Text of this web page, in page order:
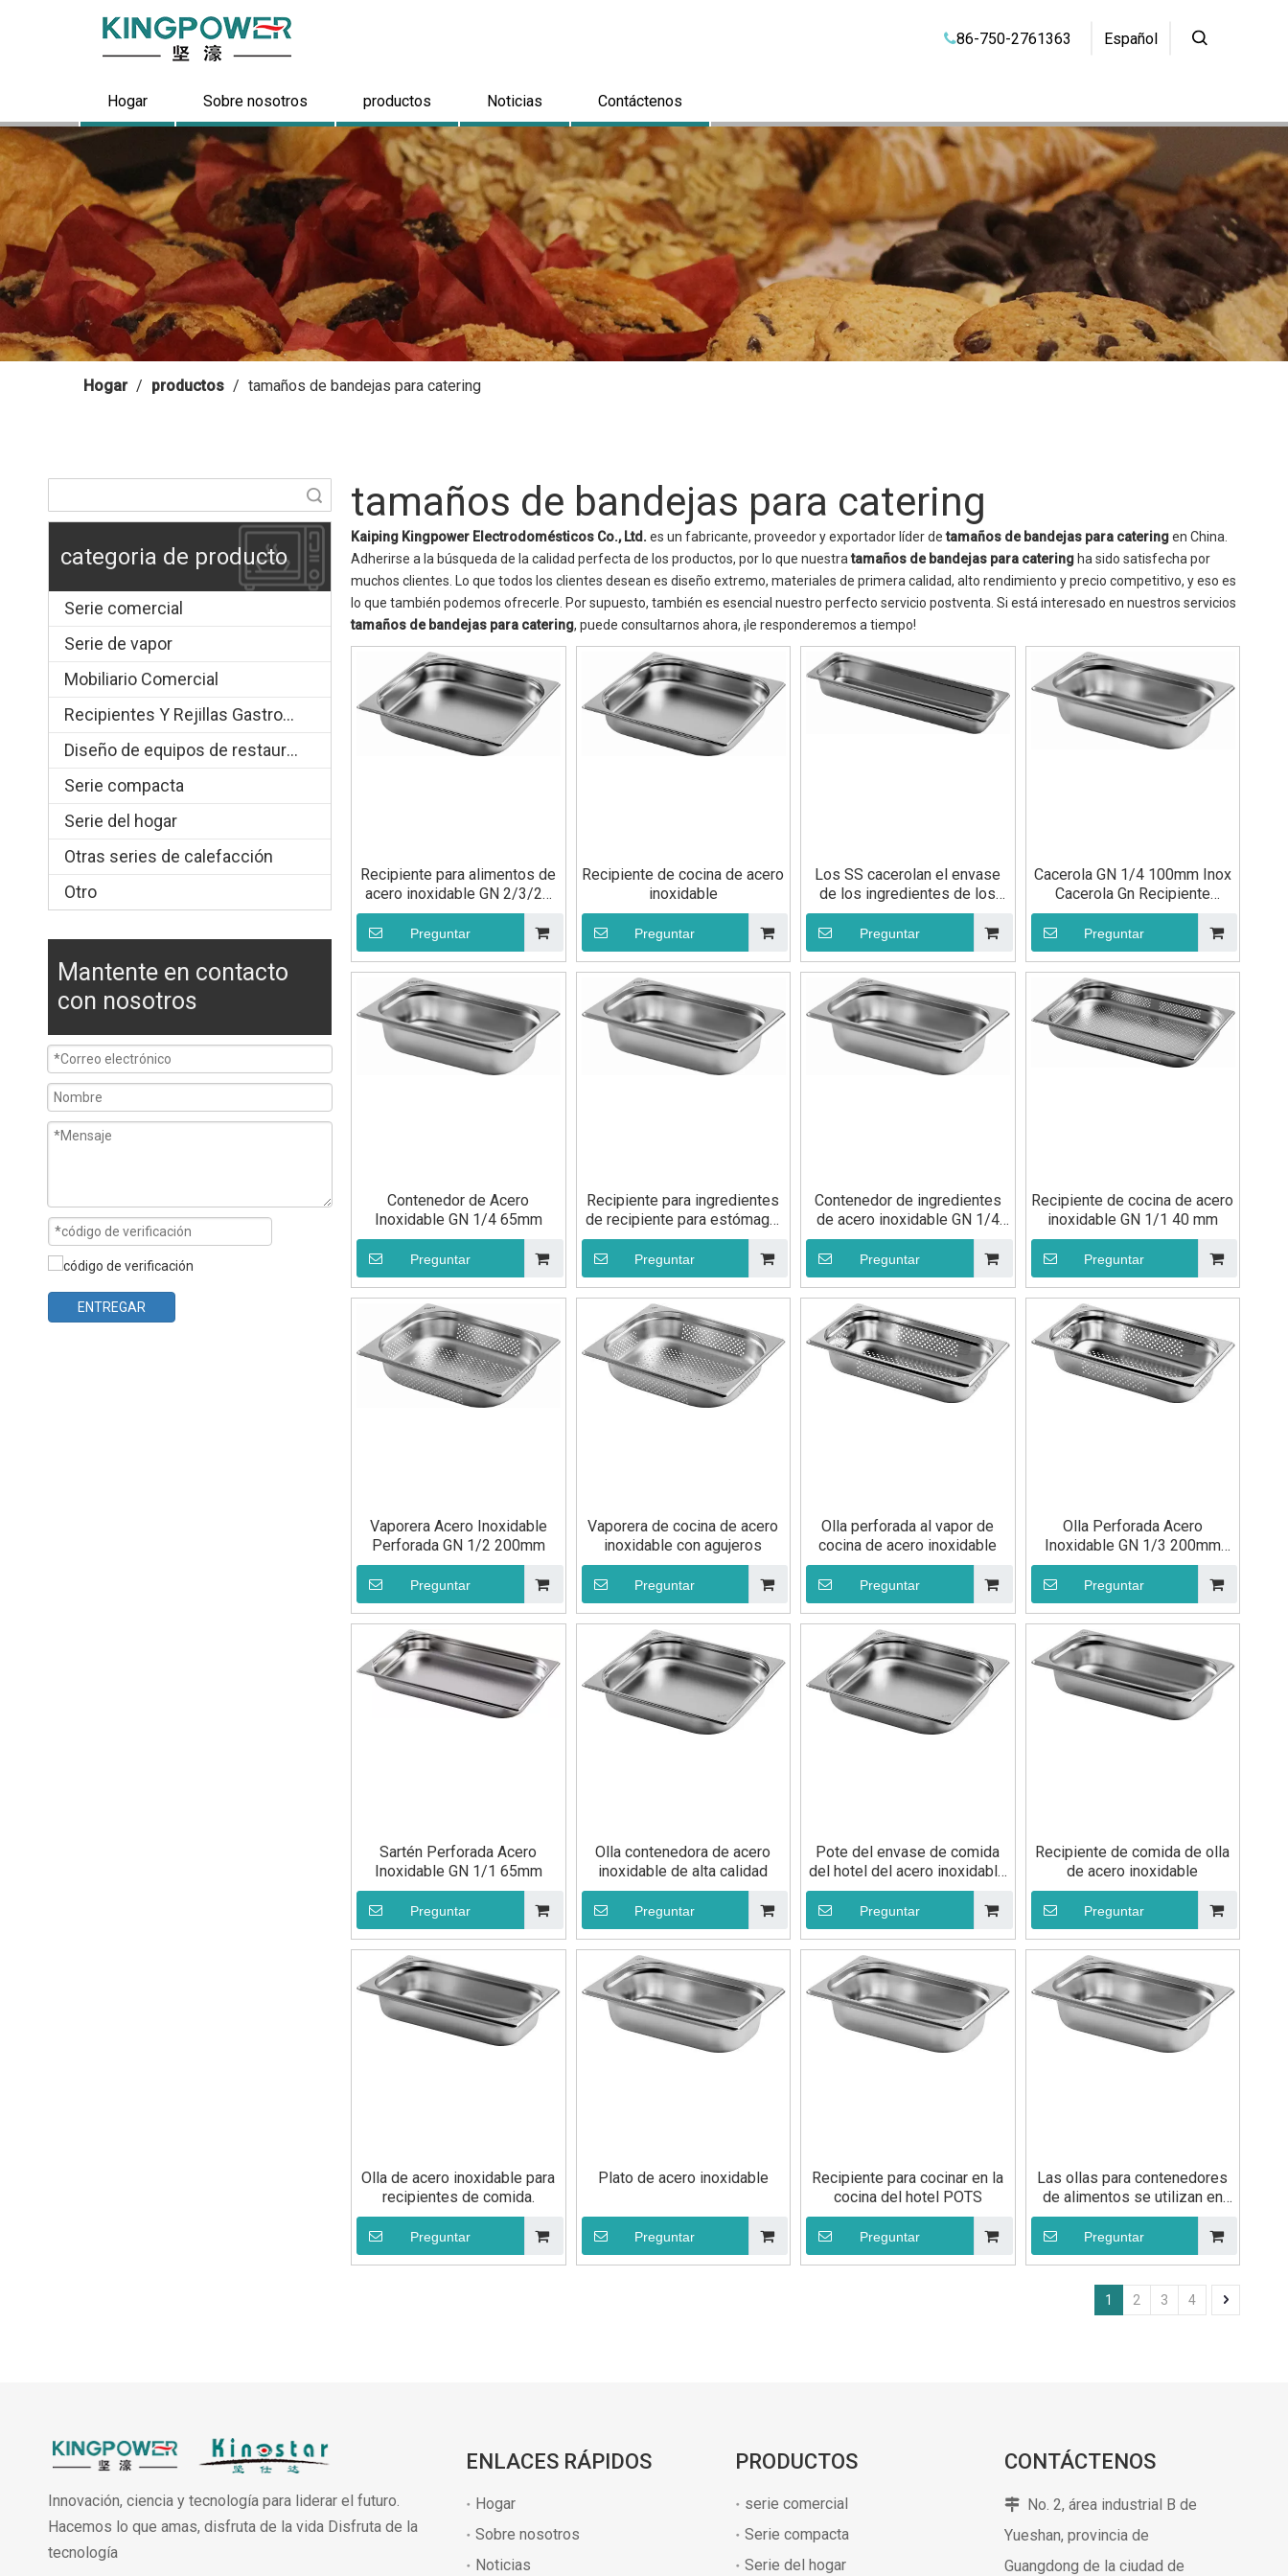
86-750-2761363 Español
Hogar Sobre nosotros productos Noticias Contáctenos
Hogar / productos / tamaños de bandejas para catering
categoria de producto
Serie comercial
Serie de vapor
Mobiliario Comercial
Recipientes Y Rejillas Gastronorm
Diseño de equipos de restauración.
Serie compacta
Serie del hogar
Otras series de calefacción
Otro
Mantente en contacto
con nosotros
ENTREGAR
tamaños de bandejas para catering
Kaiping Kingpower Electrodomésticos Co., Ltd. es un fabricante, proveedor y exportador líder detamaños de bandejas para cateringen China.
Adherirse a la búsqueda de la calidad perfecta de los productos, por lo que nuestratamaños de bandejas para catering ha sido satisfecha por
muchos clientes. Lo que todos los clientes desean es diseño extremo, materiales de primera calidad, alto rendimiento y precio competitivo, y eso es
lo que también podemos ofrecerle. Por supuesto, también es esencial nuestro perfecto servicio postventa. Si está interesado en nuestros servicios
tamaños de bandejas para catering, puede consultarnos ahora, ¡le responderemos a tiempo!
Recipiente para alimentos de
acero inoxidable GN 2/3/20
mm
Preguntar
Recipiente de cocina de acero
inoxidable
Preguntar
Los SS cacerolan el envase
de los ingredientes de los
cubiertos de la cocina del
acero inoxidable de GN 40m
m
Preguntar
Cacerola GN 1/4 100mm Inox
Cacerola Gn Recipiente
Gastronorm
Preguntar
Contenedor de Acero
Inoxidable GN 1/4 65mm
Preguntar
Recipiente para ingredientes
de recipiente para estómago,
olla de acero inoxidable GN
1/4, 55mm
Preguntar
Contenedor de ingredientes
de acero inoxidable GN 1/4
40 mm
Preguntar
Recipiente de cocina de acero
inoxidable GN 1/1 40 mm
Preguntar
Vaporera Acero Inoxidable
Perforada GN 1/2 200mm
Preguntar
Vaporera de cocina de acero
inoxidable con agujeros
Preguntar
Olla perforada al vapor de
cocina de acero inoxidable
Preguntar
Olla Perforada Acero
Inoxidable GN 1/3 200mm
Utensilios de Cocina
Preguntar
Sartén Perforada Acero
Inoxidable GN 1/1 65mm
Preguntar
Olla contenedora de acero
inoxidable de alta calidad
Preguntar
Pote del envase de comida
del hotel del acero inoxidable
de alta calidad
Preguntar
Recipiente de comida de olla
de acero inoxidable
Preguntar
Olla de acero inoxidable para
recipientes de comida.
Preguntar
Plato de acero inoxidable
Preguntar
Recipiente para cocinar en la
cocina del hotel POTS
Preguntar
Las ollas para contenedores
de alimentos se utilizan en
equipos de cocina de
restaurantes
Preguntar
1 2 3 4
Innovación, ciencia y tecnología para liderar el futuro.
Hacemos lo que amas, disfruta de la vida Disfruta de la
tecnología
ENLACES RÁPIDOS
Hogar
Sobre nosotros
Noticias
PRODUCTOS
serie comercial
Serie compacta
Serie del hogar
CONTÁCTENOS
 No. 2, área industrial B de
Yueshan, provincia de
Guangdong de la ciudad de